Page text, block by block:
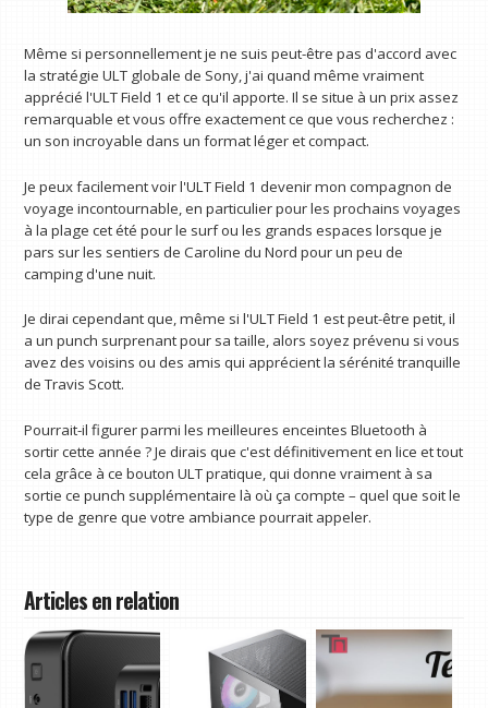
Même si personnellement je ne suis peut-être pas d'accord avec
la stratégie ULT globale de Sony, j'ai quand même vraiment
apprécié l'ULT Field 1 et ce qu'il apporte. Il se situe à un prix assez
remarquable et vous offre exactement ce que vous recherchez :
un son incroyable dans un format léger et compact.
Je peux facilement voir l'ULT Field 1 devenir mon compagnon de
voyage incontournable, en particulier pour les prochains voyages
à la plage cet été pour le surf ou les grands espaces lorsque je
pars sur les sentiers de Caroline du Nord pour un peu de
camping d'une nuit.
Je dirai cependant que, même si l'ULT Field 1 est peut-être petit, il
a un punch surprenant pour sa taille, alors soyez prévenu si vous
avez des voisins ou des amis qui apprécient la sérénité tranquille
de Travis Scott.
Pourrait-il figurer parmi les meilleures enceintes Bluetooth à
sortir cette année ? Je dirais que c'est définitivement en lice et tout
cela grâce à ce bouton ULT pratique, qui donne vraiment à sa
sortie ce punch supplémentaire là où ça compte – quel que soit le
type de genre que votre ambiance pourrait appeler.
Articles en relation